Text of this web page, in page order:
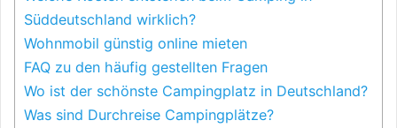
Süddeutschland wirklich?
Wohnmobil günstig online mieten
FAQ zu den häufig gestellten Fragen
Wo ist der schönste Campingplatz in Deutschland?
Was sind Durchreise Campingplätze?